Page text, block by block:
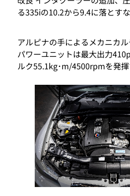
る335iの10.2から9.4に落とす
アルピナの手によるメカニカ
パワーユニットは最大出力
ルク55.1kg･m/4500rpmを発